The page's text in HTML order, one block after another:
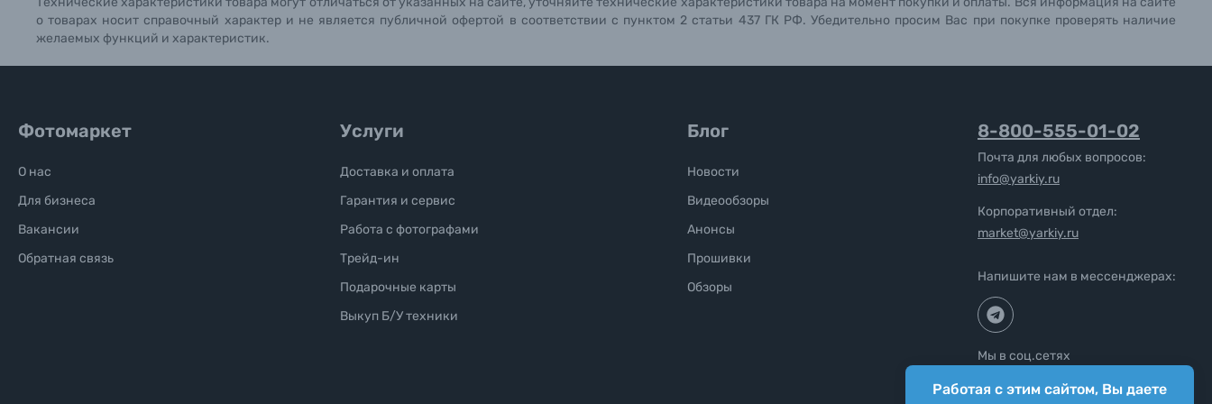
о товарах носит справочный характер и не является публичной офертой в соответствии с пунктом 2 статьи 437 ГК РФ. Убедительно просим Вас при покупке проверять наличие
желаемых функций и характеристик.
Работая с этим сайтом, Вы даете
Фотомаркет
О нас
Для бизнеса
Вакансии
Обратная связь
Услуги
Доставка и оплата
Гарантия и сервис
Работа с фотографами
Трейд-ин
Подарочные карты
Выкуп Б/У техники
Блог
Новости
Видеообзоры
Анонсы
Прошивки
Обзоры
8-800-555-01-02
Почта для любых вопросов:
info@yarkiy.ru
Корпоративный отдел:
market@yarkiy.ru
Напишите нам в мессенджерах:
Мы в соц.сетях